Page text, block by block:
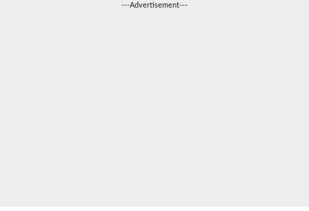
---Advertisement---